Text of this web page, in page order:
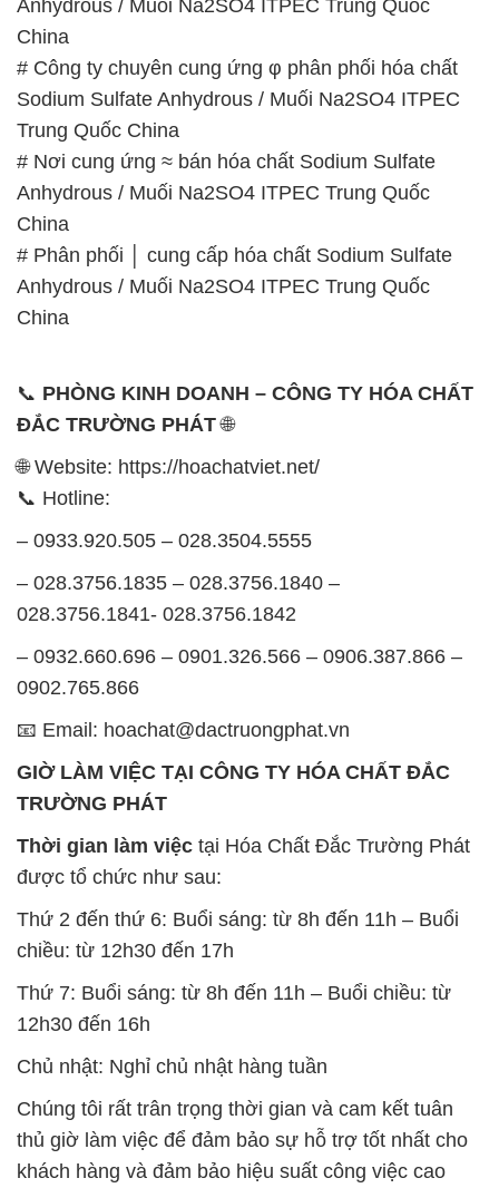
Anhydrous / Muối Na2SO4 ITPEC Trung Quốc
China
📞
PHÒNG KINH DOANH – CÔNG TY HÓA CHẤT
ĐẮC TRƯỜNG PHÁT 🌐
🌐 Website: https://hoachatviet.net/
📞 Hotline:
– 0933.920.505 – 028.3504.5555
– 028.3756.1835 – 028.3756.1840 –
– 0932.660.696 – 0901.326.566 – 0906.387.866 –
0902.765.866
📧 Email: hoachat@dactruongphat.vn
GIỜ LÀM VIỆC TẠI CÔNG TY HÓA CHẤT ĐẮC
TRƯỜNG PHÁT
Thời gian làm việctại Hóa Chất Đắc Trường Phát
được tổ chức như sau:
Thứ 2 đến thứ 6: Buổi sáng: từ 8h đến 11h – Buổi
chiều: từ 12h30 đến 17h
Thứ 7: Buổi sáng: từ 8h đến 11h – Buổi chiều: từ
Chủ nhật: Nghỉ chủ nhật hàng tuần
Chúng tôi rất trân trọng thời gian và cam kết tuân
thủ giờ làm việc để đảm bảo sự hỗ trợ tốt nhất cho
nhất của nhân viên.
TRƯỜNG PHÁT
Đông B, Quận Bình Tân, Sài Gòn TP. Hồ Chí
Minh